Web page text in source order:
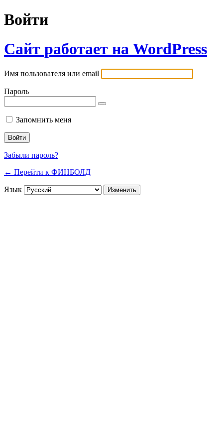
Войти
Сайт работает на WordPress
Имя пользователя или email
Пароль
Запомнить меня
Забыли пароль?
← Перейти к ФИНБОЛД
Язык